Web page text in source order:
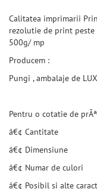
Calitatea imprimarii
rezolutie de print
500g/ mp
Producem :
Pungi , ambalaje de
Pentru o cotatie de
â€¢ Cantitate
â€¢ Dimensiune
â€¢ Numar de culori
â€¢ Posibil si alte